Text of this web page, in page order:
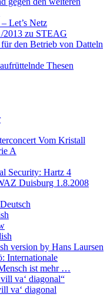
Let’s Netz
2013 zu STEAG
den Betrieb von Datteln
Thesen
Vom Kristall
A
Security: Hartz 4
Duisburg 1.8.2008
version by Hans Laursen
Internationale
ist mehr …
va‘ diagonal“
va‘ diagonal